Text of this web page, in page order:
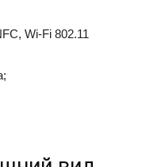
Wi-Fi 802.11